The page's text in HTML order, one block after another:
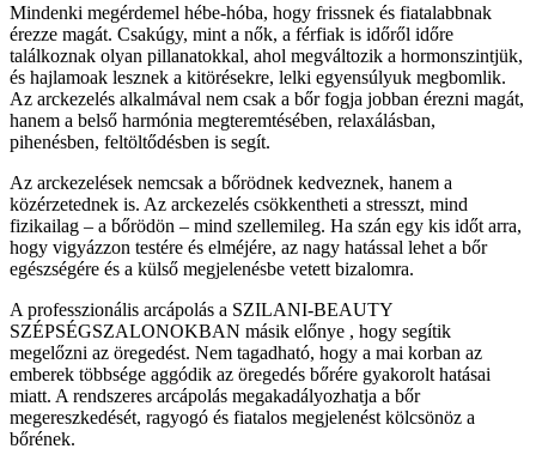
Mindenki megérdemel hébe-hóba, hogy frissnek és fiatalabbnak
érezze magát. Csakúgy, mint a nők, a férfiak is időről időre
találkoznak olyan pillanatokkal, ahol megváltozik a hormonszintjük,
és hajlamoak lesznek a kitörésekre, lelki egyensúlyuk megbomlik.
Az arckezelés alkalmával nem csak a bőr fogja jobban érezni magát,
hanem a belső harmónia megteremtésében, relaxálásban,
pihenésben, feltöltődésben is segít.
Az arckezelések nemcsak a bőrödnek kedveznek, hanem a
közérzetednek is. Az arckezelés csökkentheti a stresszt, mind
fizikailag – a bőrödön – mind szellemileg. Ha szán egy kis időt arra,
hogy vigyázzon testére és elméjére, az nagy hatással lehet a bőr
egészségére és a külső megjelenésbe vetett bizalomra.
A professzionális arcápolás a SZILANI-BEAUTY
SZÉPSÉGSZALONOKBAN másik előnye , hogy segítik
megelőzni az öregedést. Nem tagadható, hogy a mai korban az
emberek többsége aggódik az öregedés bőrére gyakorolt ​​hatásai
miatt. A rendszeres arcápolás megakadályozhatja a bőr
megereszkedését, ragyogó és fiatalos megjelenést kölcsönöz a
bőrének.